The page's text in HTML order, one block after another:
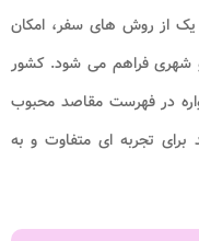
یک از روش‌ های سفر، امکان
و شهری فراهم می‌ شود. کشور
در فهرست مقاصد محبوب
برای تجربه‌ ای متفاوت و به‌